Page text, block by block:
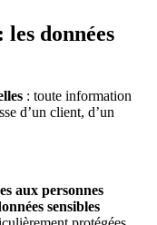
données
: toute information
d’un client, d’un
aux personnes
sensibles